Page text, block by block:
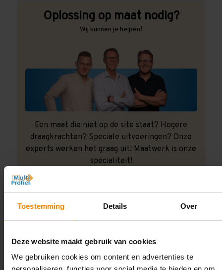
Toestemming Details Over
Deze website maakt gebruik van cookies
We gebruiken cookies om content en advertenties te
Oplossing op maat nodig?
Wij kunnen je helpen!
Een maat die niet op de site staat? Hogere
draagkrachten? Speciale uitvoeringen? Onze
experts werken het graag uit! Maatwerk is onze
specialiteit!
Laat ons het doen!